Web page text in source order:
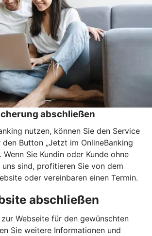
abschließen
nutzen, können Sie den Service
Button „Jetzt im OnlineBanking
Wenn Sie Kundin oder Kunde ohne
uns sind, profitieren Sie von dem
oder vereinbaren einen Termin.
abschließen
Webseite für den gewünschten
Sie weitere Informationen und